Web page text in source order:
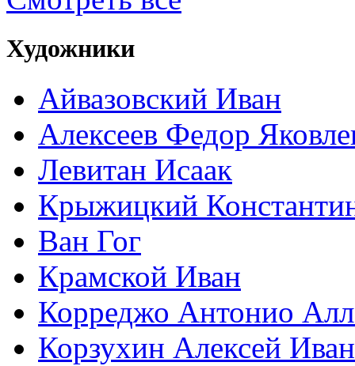
Художники
Айвазовский Иван
Алексеев Федор
Левитан Исаак
Крыжицкий
Ван Гог
Крамской Иван
Корреджо Антонио
Корзухин Алексей